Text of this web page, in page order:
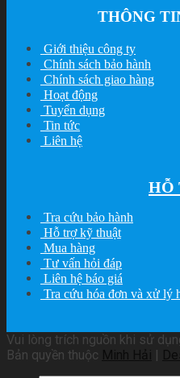
THÔNG
Giới thiệu công ty
Chính sách bảo hành
Chính sách giao hàng
Hoạt động
Tuyển dụng
Tin tức
Liên hệ
HỖ
Tra cứu bảo hành
Hỗ trợ kỹ thuật
Mua hàng
Tư vấn hỏi đáp
Liên hệ báo giá
Tra cứu hóa đơn và xử lý
Vui lòng trích nguồn khi sử
Bản quyền thuộc Minh Hải |